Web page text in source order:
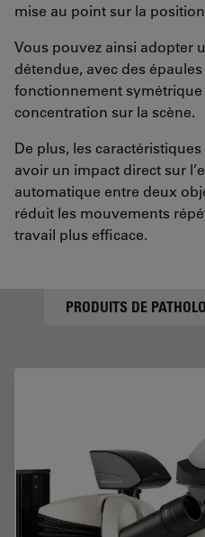
mise au point sur la
Vous pouvez ainsi adopter
détendue, avec des
fonctionnement
concentration sur la scène.
De plus, les
avoir un impact direct sur
automatique entre deux
réduit les mouvements
travail plus efficace.
PRODUITS DE